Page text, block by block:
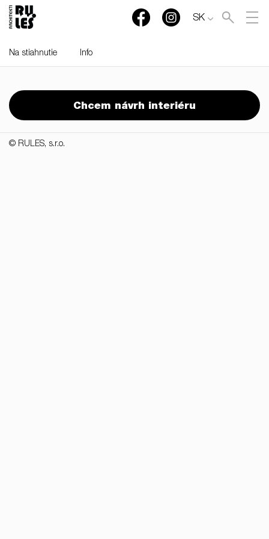
SK
Na stiahnutie Info
Chcem návrh interiéru
RULES, s.r.o., Klincová
37/B, 821 08 Bratislava,
Slovensko
© RULES, s.r.o.